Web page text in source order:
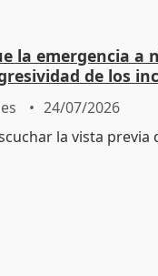
la emergencia a
de los
24/07/2026